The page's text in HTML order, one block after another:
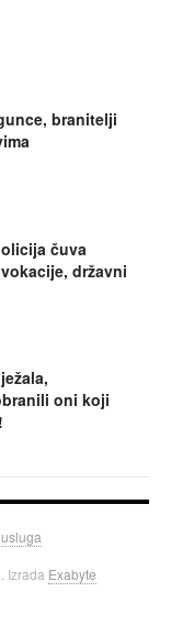
branitelji
čuva
državni
oni koji
Izrada Exabyte